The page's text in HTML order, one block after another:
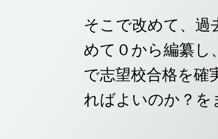
そこで改めて、過
めて０から編纂し
で志望校合格を確
ればよいのか？を